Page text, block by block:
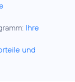
Ihre
und